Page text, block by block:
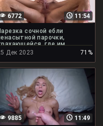
11:54
6772
сочной ебли
парочки,
где им
Дек 2023 71%
11:49
9885